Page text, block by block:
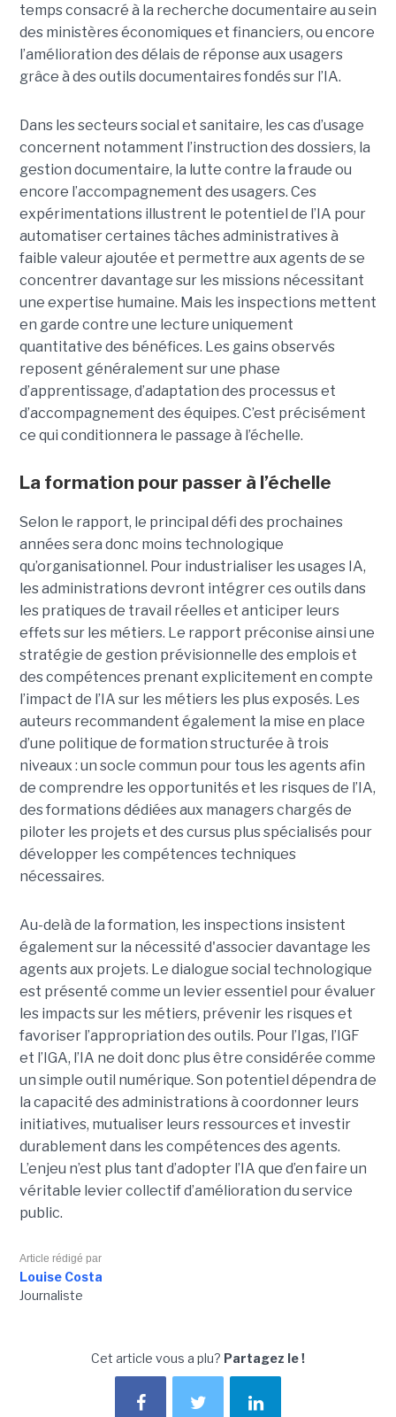
temps consacré à la recherche documentaire au sein
des ministères économiques et financiers, ou encore
l’amélioration des délais de réponse aux usagers
grâce à des outils documentaires fondés sur l’IA.
Dans les secteurs social et sanitaire, les cas d’usage
concernent notamment l’instruction des dossiers, la
gestion documentaire, la lutte contre la fraude ou
encore l’accompagnement des usagers. Ces
expérimentations illustrent le potentiel de l’IA pour
automatiser certaines tâches administratives à
faible valeur ajoutée et permettre aux agents de se
concentrer davantage sur les missions nécessitant
une expertise humaine. Mais les inspections mettent
en garde contre une lecture uniquement
quantitative des bénéfices. Les gains observés
reposent généralement sur une phase
d’apprentissage, d’adaptation des processus et
d’accompagnement des équipes. C’est précisément
ce qui conditionnera le passage à l’échelle.
La formation pour passer à l’échelle
Selon le rapport, le principal défi des prochaines
années sera donc moins technologique
qu’organisationnel. Pour industrialiser les usages IA,
les administrations devront intégrer ces outils dans
les pratiques de travail réelles et anticiper leurs
effets sur les métiers. Le rapport préconise ainsi une
stratégie de gestion prévisionnelle des emplois et
des compétences prenant explicitement en compte
l’impact de l’IA sur les métiers les plus exposés. Les
auteurs recommandent également la mise en place
d’une politique de formation structurée à trois
niveaux : un socle commun pour tous les agents afin
de comprendre les opportunités et les risques de l’IA,
des formations dédiées aux managers chargés de
piloter les projets et des cursus plus spécialisés pour
développer les compétences techniques
nécessaires.
Au-delà de la formation, les inspections insistent
également sur la nécessité d'associer davantage les
agents aux projets. Le dialogue social technologique
est présenté comme un levier essentiel pour évaluer
les impacts sur les métiers, prévenir les risques et
favoriser l’appropriation des outils. Pour l’Igas, l’IGF
et l’IGA, l’IA ne doit donc plus être considérée comme
un simple outil numérique. Son potentiel dépendra de
la capacité des administrations à coordonner leurs
initiatives, mutualiser leurs ressources et investir
durablement dans les compétences des agents.
L’enjeu n’est plus tant d’adopter l’IA que d’en faire un
véritable levier collectif d’amélioration du service
public.
Article rédigé par
Louise Costa
Journaliste
Cet article vous a plu? Partagez le !